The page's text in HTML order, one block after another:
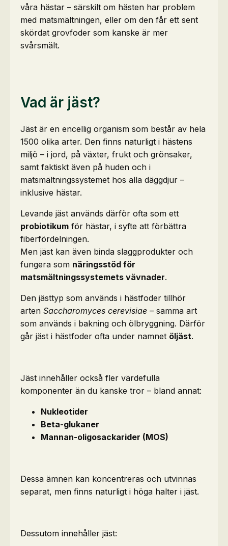
våra hästar – särskilt om hästen har problem
med matsmältningen, eller om den får ett sent
skördat grovfoder som kanske är mer
svårsmält.
Vad är jäst?
Jäst är en encellig organism som består av hela
1500 olika arter. Den finns naturligt i hästens
miljö – i jord, på växter, frukt och grönsaker,
samt faktiskt även på huden och i
matsmältningssystemet hos alla däggdjur –
inklusive hästar.
Levande jäst används därför ofta som ett
probiotikum för hästar, i syfte att förbättra
fiberfördelningen.
Men jäst kan även binda slaggprodukter och
fungera som näringsstöd för
matsmältningssystemets vävnader.
Den jästtyp som används i hästfoder tillhör
arten Saccharomyces cerevisiae – samma art
som används i bakning och ölbryggning. Därför
går jäst i hästfoder ofta under namnet öljäst.
Jäst innehåller också fler värdefulla
komponenter än du kanske tror – bland annat:
Nukleotider
Beta-glukaner
Mannan-oligosackarider (MOS)
Dessa ämnen kan koncentreras och utvinnas
separat, men finns naturligt i höga halter i jäst.
Dessutom innehåller jäst: